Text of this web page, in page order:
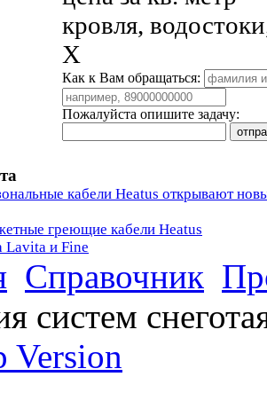
кровля,
X
Как к Вам обращаться:
Пожалуйста опишите задачу:
кабели Heatus открывают
греющие кабели Heatus
Lavita и Fine
Справочник
систем
Version